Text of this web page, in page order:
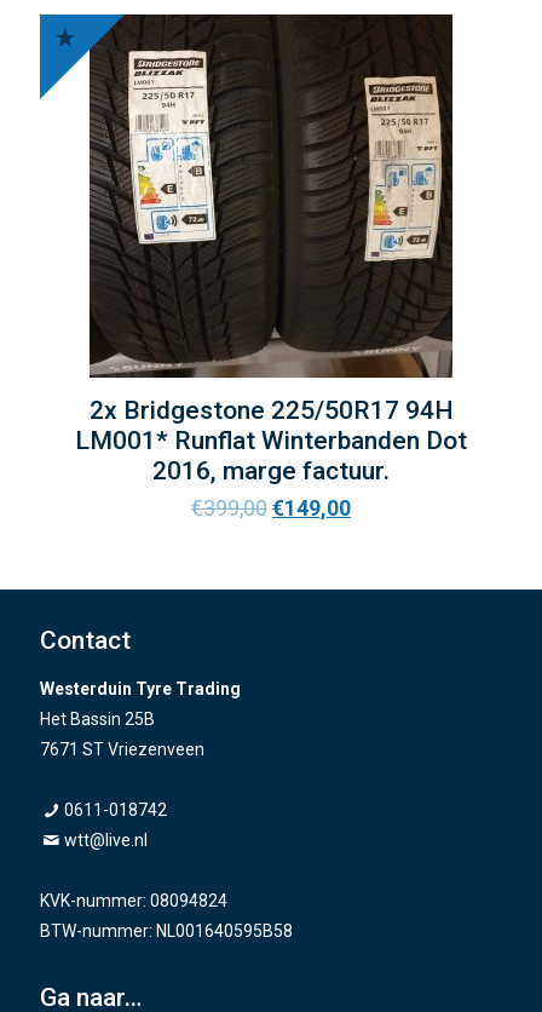
2x Bridgestone 225/50R17 94H
LM001* Runflat Winterbanden Dot
2016, marge factuur.
€399,00€149,00
Contact
Westerduin Tyre Trading
Het Bassin 25B
7671 ST Vriezenveen
0611-018742
wtt@live.nl
KVK-nummer: 08094824
BTW-nummer: NL001640595B58
Ga naar…